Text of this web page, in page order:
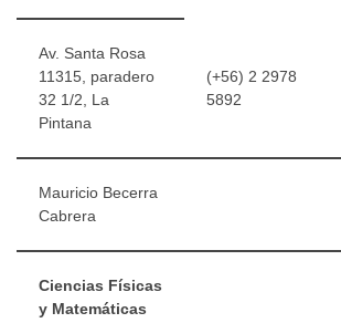
Av. Santa Rosa
11315, paradero
32 1/2, La
Pintana
(+56) 2 2978
5892
Mauricio Becerra
Cabrera
Ciencias Físicas
y Matemáticas